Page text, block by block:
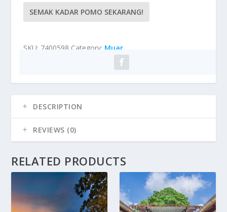
SEMAK KADAR POMO SEKARANG!
SKU: 7400598 Category: Muar
DESCRIPTION
REVIEWS (0)
RELATED PRODUCTS